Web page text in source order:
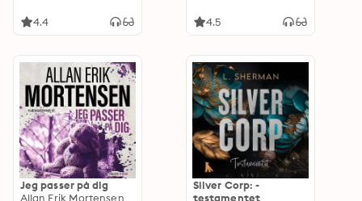
4.4 4.5
Jeg passer på dig
Allan Erik Mortensen
Silver Corp: -
testamentet